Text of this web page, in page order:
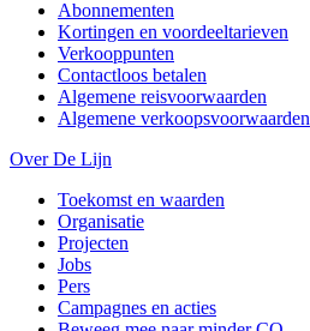
Abonnementen
Kortingen en voordeeltarieven
Verkooppunten
Contactloos betalen
Algemene reisvoorwaarden
Algemene verkoopsvoorwaarden
Over De Lijn
Toekomst en waarden
Organisatie
Projecten
Jobs
Pers
Campagnes en acties